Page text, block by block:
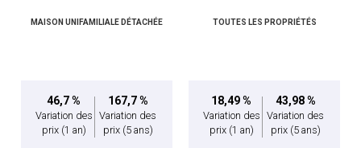
MAISON UNIFAMILIALE DÉTACHÉE
46,7 %
Variation des
prix (1 an)
167,7 %
Variation des
prix (5 ans)
TOUTES LES PROPRIÉTÉS
18,49 %
Variation des
prix (1 an)
43,98 %
Variation des
prix (5 ans)